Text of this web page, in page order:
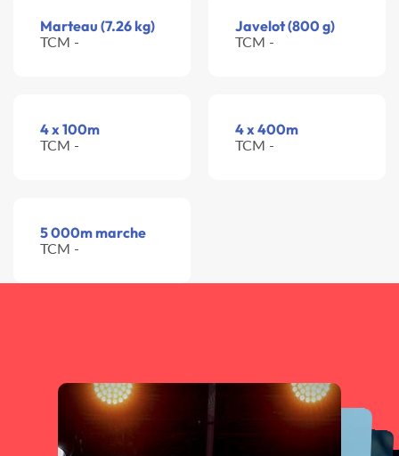
Marteau (7.26 kg)
TCM -
Javelot (800 g)
TCM -
4 x 100m
TCM -
4 x 400m
TCM -
5 000m marche
TCM -